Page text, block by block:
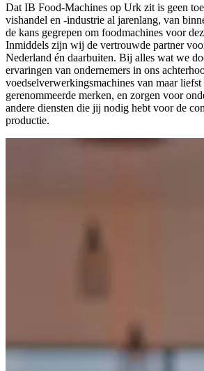
Dat IB Food-Machines op Urk zit is geen
vishandel en -industrie al jarenlang, van
de kans gegrepen om foodmachines voor
Inmiddels zijn wij de vertrouwde partner
Nederland én daarbuiten. Bij alles wat we
ervaringen van ondernemers in ons
voedselverwerkingsmachines van maar
gerenommeerde merken, en zorgen voor
andere diensten die jij nodig hebt voor de
productie.